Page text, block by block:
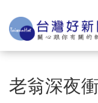
老翁深夜